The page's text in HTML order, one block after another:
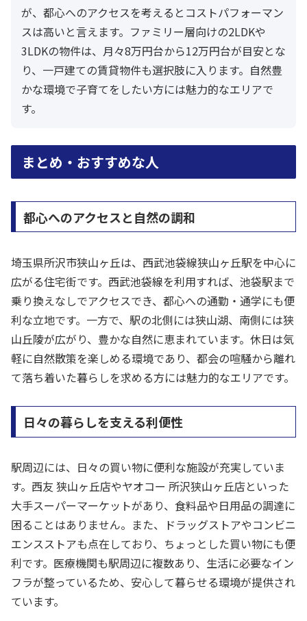
が、都心へのアクセスを考えるとコストパフォーマン
スは高いと言えます。ファミリー層向けの2LDKや
3LDKの物件は、月々8万円台から12万円台が目安とな
り、一戸建ての賃貸物件も選択肢に入ります。自然豊
かな環境で子育てをしたい方には魅力的なエリアで
す。
まとめ・おすすめな人
都心へのアクセスと自然の調和
埼玉県所沢市狭山ヶ丘は、西武池袋線狭山ヶ丘駅を中心に
広がる住宅街です。西武池袋線を利用すれば、池袋駅まで
乗り換えなしでアクセスでき、都心への通勤・通学にも便
利な立地です。一方で、駅の北側には狭山湖、南側には狭
山丘陵が広がり、豊かな自然に恵まれています。休日は気
軽に自然散策を楽しめる環境であり、都会の喧騒から離れ
て落ち着いた暮らしを求める方には魅力的なエリアです。
日々の暮らしを支える利便性
駅周辺には、日々の買い物に便利な施設が充実していま
す。西友 狭山ヶ丘店やヤオコー 所沢狭山ヶ丘店といった
大手スーパーマーケットがあり、食料品や日用品の調達に
困ることはありません。また、ドラッグストアやコンビニ
エンスストアも点在しており、ちょっとした買い物にも便
利です。医療機関も駅周辺に複数あり、生活に必要なイン
フラが整っているため、安心して暮らせる環境が提供され
ています。